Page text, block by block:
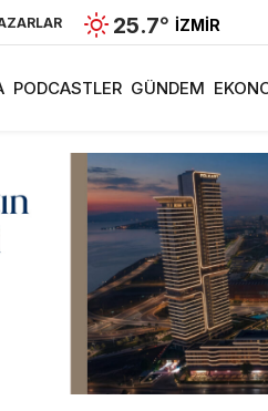
25.7° İZMIR
PODCASTLER GÜNDEM